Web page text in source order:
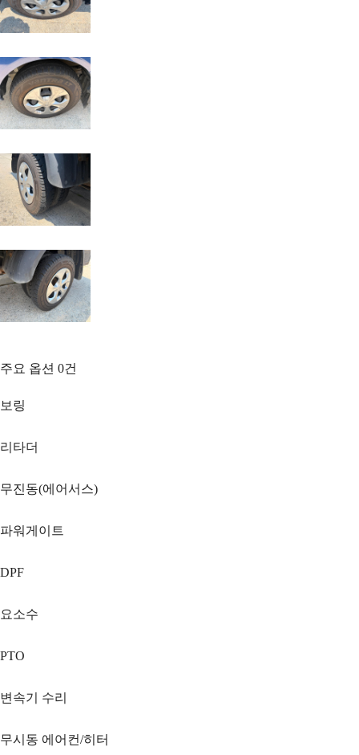
주요 옵션 0건
보링
리타더
무진동(에어서스)
파워게이트
DPF
요소수
PTO
변속기 수리
무시동 에어컨/히터